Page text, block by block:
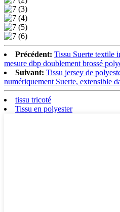
Précédent: Tissu Suerte textile
mesure dbp doublement brossé
Suivant: Tissu jersey de
numériquement Suerte, extensible
tissu tricoté
Tissu en polyester